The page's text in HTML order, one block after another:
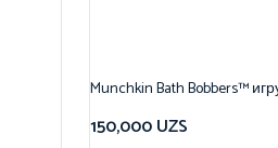
Munchkin Bath Bobbers™
150,000UZS